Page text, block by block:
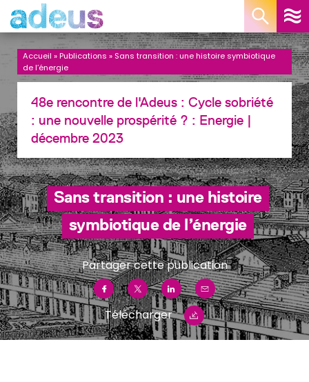
Accueil »Publications » Sans transition : une histoire symbiotique
de l’énergie
48e rencontre de l'Adeus : Cycle sobriété
: une nouvelle prospérité ? : Energie |
décembre 2023
Sans transition : une histoire
symbiotique de l’énergie
Partager cette publication
Télécharger
Panneau de gestion des cookies